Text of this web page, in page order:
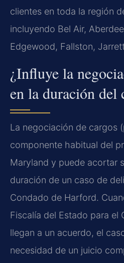
clientes en toda la región
incluyendo Bel Air,
Edgewood, Fallston,
¿Influye la
en la duración del
La negociación de cargos
componente habitual del
Maryland y puede acortar
duración de un caso de
Condado de Harford.
Fiscalía del Estado para el
llegan a un acuerdo, el
necesidad de un juicio